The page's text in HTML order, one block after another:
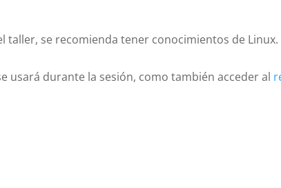
se recomienda tener conocimientos de Linux.
usará durante la sesión, como también acceder al